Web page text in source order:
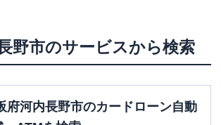
野市のサービスから検索
府河内長野市のカードローン自動